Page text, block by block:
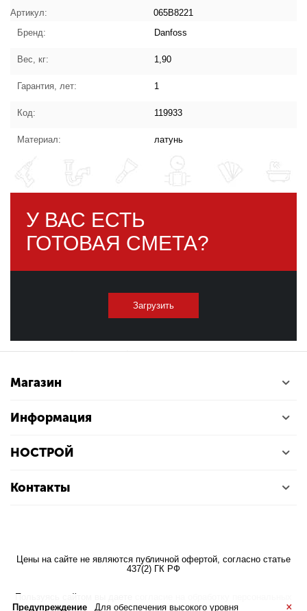
×
Предупреждение Для обеспечения высокого уровня
характеристики товара
Артикул:
065B8221
Бренд:
Danfoss
Вес, кг: 1,90
Гарантия, лет: 1
Код: 119933
Материал: латунь
У ВАС ЕСТЬ
ГОТОВАЯ СМЕТА?
Загрузить
Магазин
Информация
НОСТРОЙ
Контакты
Цены на сайте не являются публичной офертой, согласно статье
437(2) ГК РФ
Пользуясь сайтом вы даете
данных